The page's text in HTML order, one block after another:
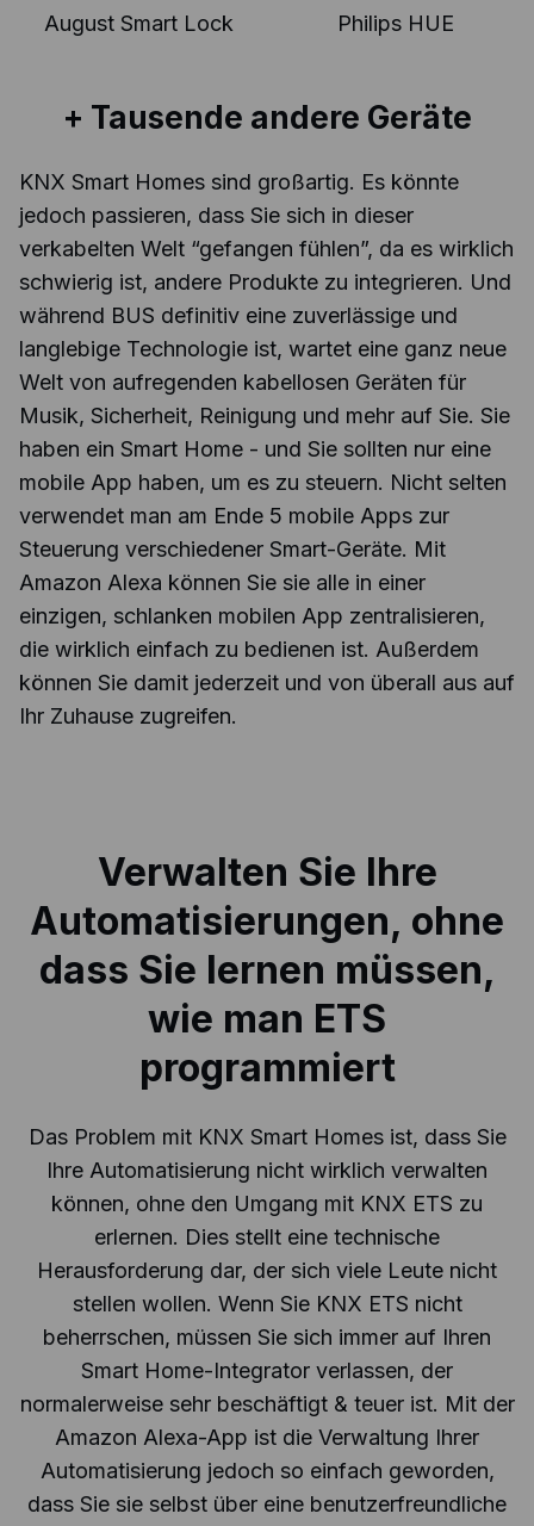
August Smart Lock Philips HUE
+ Tausende andere Geräte
KNX Smart Homes sind großartig. Es könnte
jedoch passieren, dass Sie sich in dieser
verkabelten Welt “gefangen fühlen”, da es wirklich
schwierig ist, andere Produkte zu integrieren. Und
während BUS definitiv eine zuverlässige und
langlebige Technologie ist, wartet eine ganz neue
Welt von aufregenden kabellosen Geräten für
Musik, Sicherheit, Reinigung und mehr auf Sie. Sie
haben ein Smart Home - und Sie sollten nur eine
mobile App haben, um es zu steuern. Nicht selten
verwendet man am Ende 5 mobile Apps zur
Steuerung verschiedener Smart-Geräte. Mit
Amazon Alexa können Sie sie alle in einer
einzigen, schlanken mobilen App zentralisieren,
die wirklich einfach zu bedienen ist. Außerdem
können Sie damit jederzeit und von überall aus auf
Ihr Zuhause zugreifen.
Verwalten Sie Ihre
Automatisierungen, ohne
dass Sie lernen müssen,
wie man ETS
programmiert
Das Problem mit KNX Smart Homes ist, dass Sie
Ihre Automatisierung nicht wirklich verwalten
können, ohne den Umgang mit KNX ETS zu
erlernen. Dies stellt eine technische
Herausforderung dar, der sich viele Leute nicht
stellen wollen. Wenn Sie KNX ETS nicht
beherrschen, müssen Sie sich immer auf Ihren
Smart Home-Integrator verlassen, der
normalerweise sehr beschäftigt & teuer ist. Mit der
Amazon Alexa-App ist die Verwaltung Ihrer
Automatisierung jedoch so einfach geworden,
dass Sie sie selbst über eine benutzerfreundliche